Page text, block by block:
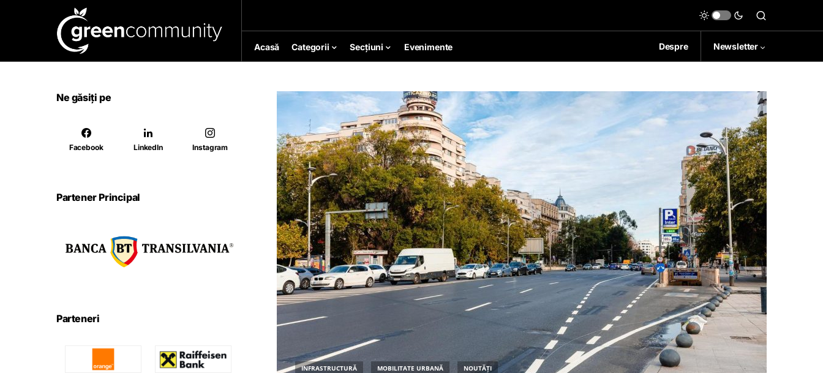
Acasă Categorii Secțiuni Evenimente Despre Newsletter
INFRASTRUCTURĂ MOBILITATE URBANĂ NOUTĂȚI
Ne găsiți pe
Facebook LinkedIn Instagram
Partener Principal
Parteneri